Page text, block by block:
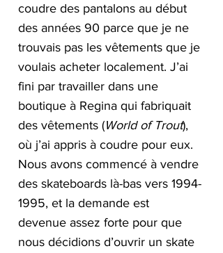
coudre des pantalons au début
des années 90 parce que je ne
trouvais pas les vêtements que je
voulais acheter localement. J’ai
fini par travailler dans une
boutique à Regina qui fabriquait
des vêtements (World of Trout),
où j’ai appris à coudre pour eux.
Nous avons commencé à vendre
des skateboards là-bas vers 1994-
1995, et la demande est
devenue assez forte pour que
nous décidions d’ouvrir un skate